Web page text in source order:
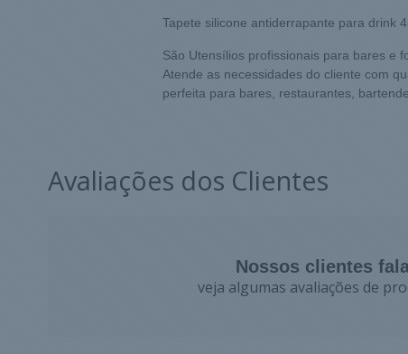
Tapete silicone antiderrapante para drink
São Utensílios profissionais para bares e
Atende as necessidades do cliente com
perfeita para bares, restaurantes,
Avaliações dos Clientes
Nossos clientes
veja algumas avaliações de